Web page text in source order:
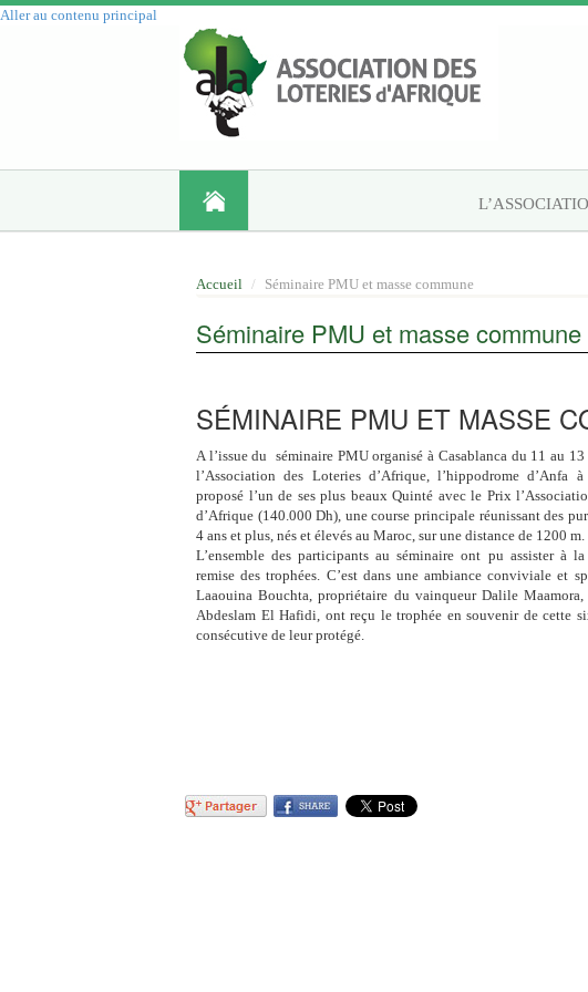
Aller au contenu principal
Accueil Séminaire PMU et masse commune
Séminaire PMU et masse commune
SÉMINAIRE PMU ET MASSE
A l’issue du séminaire PMU organisé à Casablanca du 11 au 13
l’Association des Loteries d’Afrique, l’hippodrome d’Anfa à
proposé l’un de ses plus beaux Quinté avec le Prix
d’Afrique (140.000 Dh), une course principale réunissant des
4 ans et plus, nés et élevés au Maroc, sur une distance de 1200 m.
L’ensemble des participants au séminaire ont pu assister à
remise des trophées. C’est dans une ambiance conviviale et
Laaouina Bouchta, propriétaire du vainqueur Dalile
Abdeslam El Hafidi, ont reçu le trophée en souvenir de cette
consécutive de leur protégé.